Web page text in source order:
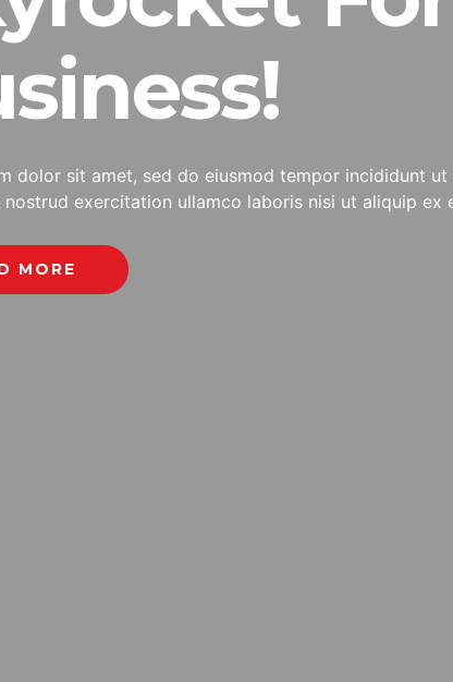
dolor sit amet, sed do eiusmod tempor incididunt
nostrud exercitation ullamco laboris nisi ut aliquip ex
MORE